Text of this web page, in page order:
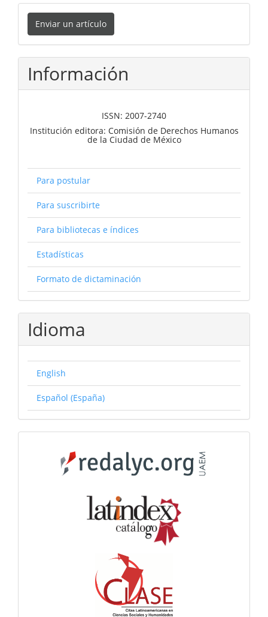
Enviar
un
artículo
Enviar un artículo
Información
ISSN: 2007-2740
Institución editora: Comisión de Derechos Humanos
de la Ciudad de México
Para postular
Para suscribirte
Para bibliotecas e índices
Estadísticas
Formato de dictaminación
Idioma
English
Español (España)
Catálogos